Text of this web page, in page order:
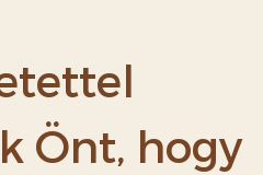
Önt, hogy